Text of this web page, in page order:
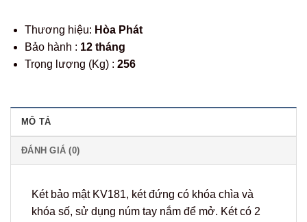
Thương hiệu: Hòa Phát
Bảo hành : 12 tháng
Trọng lượng (Kg) : 256
MÔ TẢ
ĐÁNH GIÁ (0)
Két bảo mật KV181, két đứng có khóa chìa và
khóa số, sử dụng núm tay nắm để mở. Két có 2